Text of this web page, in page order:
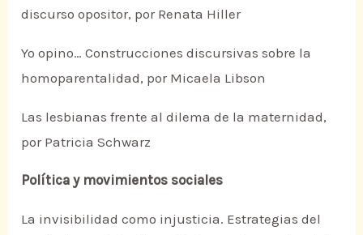
discurso opositor, por Renata Hiller
Yo opino… Construcciones discursivas sobre la
homoparentalidad, por Micaela Libson
Las lesbianas frente al dilema de la maternidad,
por Patricia Schwarz
Política y movimientos sociales
La invisibilidad como injusticia. Estrategias del